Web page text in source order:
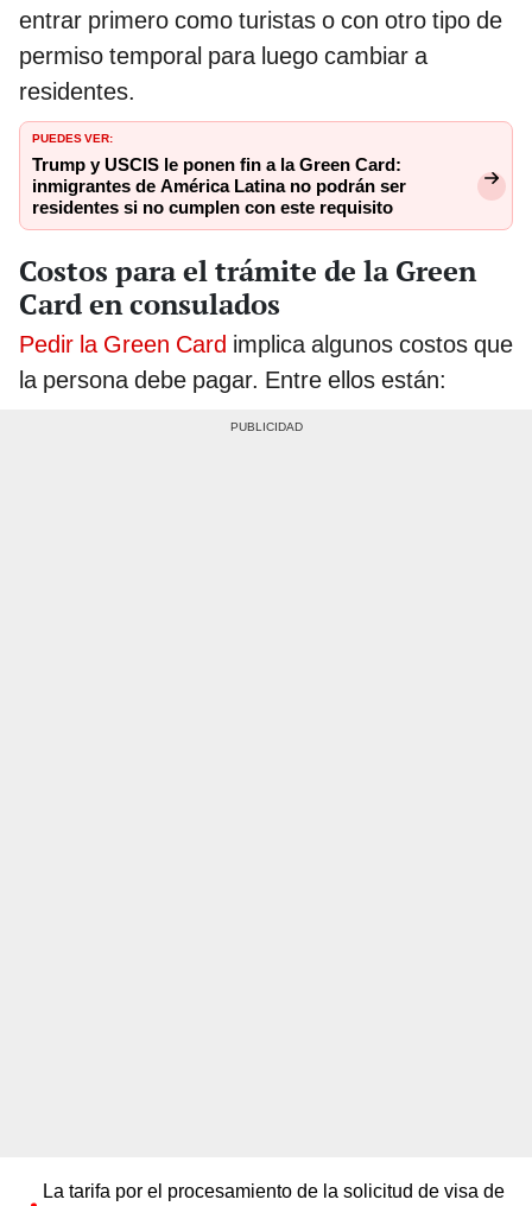
entrar primero como turistas o con otro tipo de
permiso temporal para luego cambiar a
residentes.
PUEDES VER:
Trump y USCIS le ponen fin a la Green Card:
inmigrantes de América Latina no podrán ser
residentes si no cumplen con este requisito
Costos para el trámite de la Green
Card en consulados
Pedir la Green Card implica algunos costos que
la persona debe pagar. Entre ellos están:
La tarifa por el procesamiento de la solicitud de visa de